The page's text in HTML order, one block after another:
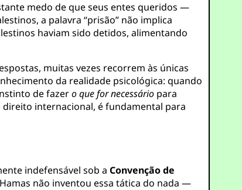
medo de que seus entes queridos —
a palavra “prisão” não implica
haviam sido detidos, alimentando
muitas vezes recorrem às únicas
da realidade psicológica: quando
de fazero que for necessário para
internacional, é fundamental para
indefensável sob aConvenção de
não inventou essa tática do nada —